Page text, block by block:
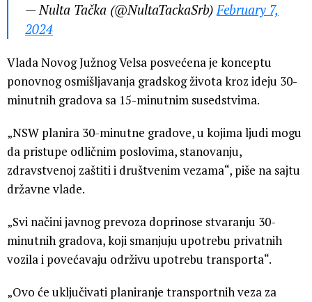
— Nulta Tačka (@NultaTackaSrb)February 7,
2024
Vlada Novog Južnog Velsa posvećena je konceptu
ponovnog osmišljavanja gradskog života kroz ideju 30-
minutnih gradova sa 15-minutnim susedstvima.
„NSW planira 30-minutne gradove, u kojima ljudi mogu
da pristupe odličnim poslovima, stanovanju,
zdravstvenoj zaštiti i društvenim vezama“, piše na sajtu
državne vlade.
„Svi načini javnog prevoza doprinose stvaranju 30-
minutnih gradova, koji smanjuju upotrebu privatnih
vozila i povećavaju održivu upotrebu transporta“.
„Ovo će uključivati planiranje transportnih veza za